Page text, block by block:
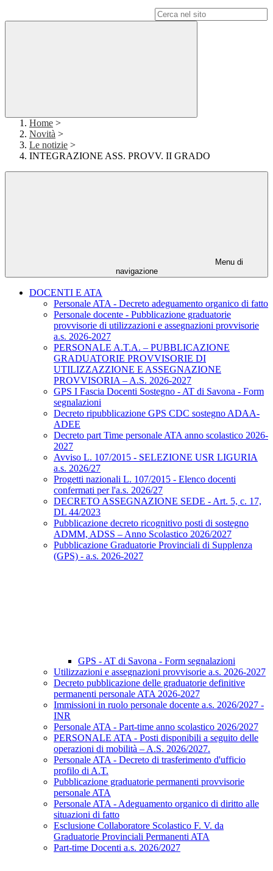
Home >
Novità >
Le notizie >
INTEGRAZIONE ASS. PROVV. II GRADO
Menu di
navigazione
DOCENTI E ATA
Personale ATA - Decreto adeguamento organico di fatto
Personale docente - Pubblicazione graduatorie
provvisorie di utilizzazioni e assegnazioni provvisorie
a.s. 2026-2027
PERSONALE A.T.A. – PUBBLICAZIONE
GRADUATORIE PROVVISORIE DI
UTILIZZAZZIONE E ASSEGNAZIONE
PROVVISORIA – A.S. 2026-2027
GPS I Fascia Docenti Sostegno - AT di Savona - Form
segnalazioni
Decreto ripubblicazione GPS CDC sostegno ADAA-
ADEE
Decreto part Time personale ATA anno scolastico 2026-
2027
Avviso L. 107/2015 - SELEZIONE USR LIGURIA
a.s. 2026/27
Progetti nazionali L. 107/2015 - Elenco docenti
confermati per l'a.s. 2026/27
DECRETO ASSEGNAZIONE SEDE - Art. 5, c. 17,
DL 44/2023
Pubblicazione decreto ricognitivo posti di sostegno
ADMM, ADSS – Anno Scolastico 2026/2027
Pubblicazione Graduatorie Provinciali di Supplenza
(GPS) - a.s. 2026-2027
GPS - AT di Savona - Form segnalazioni
Utilizzazioni e assegnazioni provvisorie a.s. 2026-2027
Decreto pubblicazione delle graduatorie definitive
permanenti personale ATA 2026-2027
Immissioni in ruolo personale docente a.s. 2026/2027 -
INR
Personale ATA - Part-time anno scolastico 2026/2027
PERSONALE ATA - Posti disponibili a seguito delle
operazioni di mobilità – A.S. 2026/2027.
Personale ATA - Decreto di trasferimento d'ufficio
profilo di A.T.
Pubblicazione graduatorie permanenti provvisorie
personale ATA
Personale ATA - Adeguamento organico di diritto alle
situazioni di fatto
Esclusione Collaboratore Scolastico F. V. da
Graduatorie Provinciali Permanenti ATA
Part-time Docenti a.s. 2026/2027